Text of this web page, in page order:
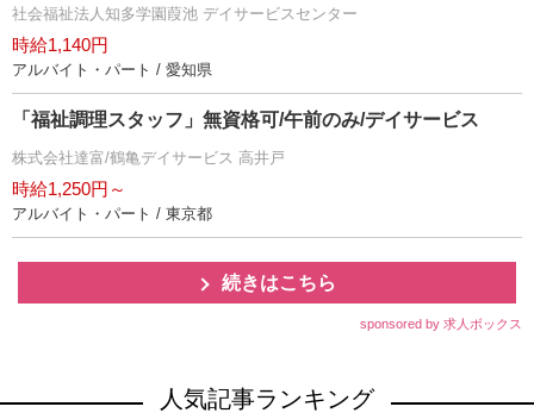
社会福祉法人知多学園葭池 デイサービスセンター
時給1,140円
アルバイト・パート / 愛知県
「福祉調理スタッフ」無資格可/午前のみ/デイサービス
株式会社達富/鶴亀デイサービス 高井戸
時給1,250円～
アルバイト・パート / 東京都
続きはこちら
sponsored by 求人ボックス
人気記事ランキング